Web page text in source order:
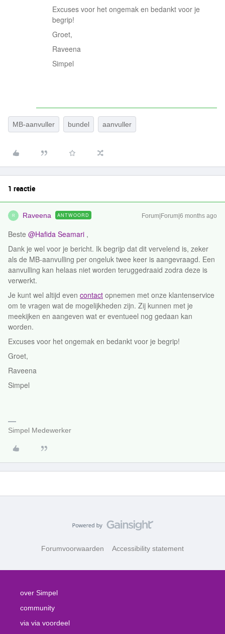
Excuses voor het ongemak en bedankt voor je
begrip!
Groet,
Raveena
Simpel
MB-aanvuller bundel aanvuller
1 reactie
R Raveena ANTWOORD Forum|Forum|6 months ago
Beste ​ @Hafida Seamari ,
Dank je wel voor je bericht. Ik begrijp dat dit vervelend is, zeker
als de MB‑aanvulling per ongeluk twee keer is aangevraagd. Een
aanvulling kan helaas niet worden teruggedraaid zodra deze is
verwerkt.
Je kunt wel altijd even contact opnemen met onze klantenservice
om te vragen wat de mogelijkheden zijn. Zij kunnen met je
meekijken en aangeven wat er eventueel nog gedaan kan
worden.
Excuses voor het ongemak en bedankt voor je begrip!
Groet,
Raveena
Simpel
Simpel Medewerker
Forumvoorwaarden Accessibility statement
over Simpel
community
via via voordeel